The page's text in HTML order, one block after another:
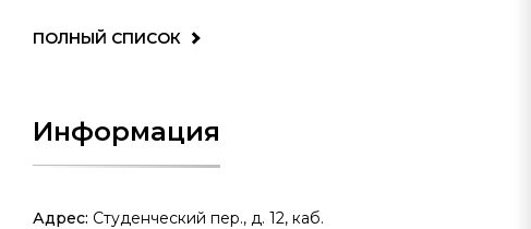
ПОЛНЫЙ СПИСОК
Информация
Адрес: Студенческий пер., д. 12, каб.